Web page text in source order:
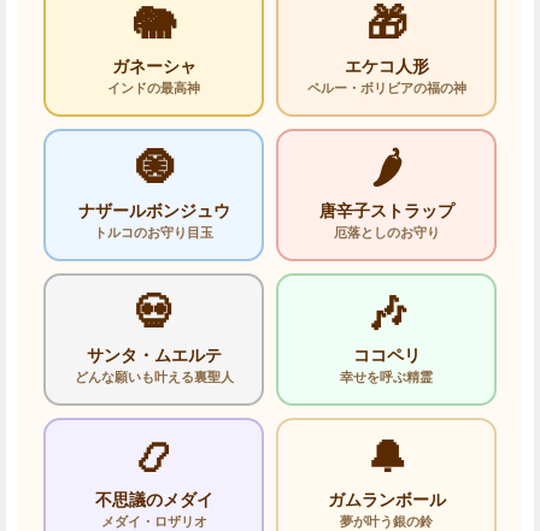
🐘
ガネーシャ
インドの最高神
🎁
エケコ人形
ペルー・ボリビアの福の神
🧿
ナザールボンジュウ
トルコのお守り目玉
🌶️
唐辛子ストラップ
厄落としのお守り
💀
サンタ・ムエルテ
どんな願いも叶える裏聖人
🎶
ココペリ
幸せを呼ぶ精霊
📿
不思議のメダイ
メダイ・ロザリオ
🔔
ガムランボール
夢が叶う銀の鈴